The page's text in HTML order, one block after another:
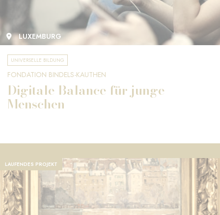
LUXEMBURG
UNIVERSELLE BILDUNG
FONDATION BINDELS-KAUTHEN
Digitale Balance für junge
Menschen
LAUFENDES PROJEKT